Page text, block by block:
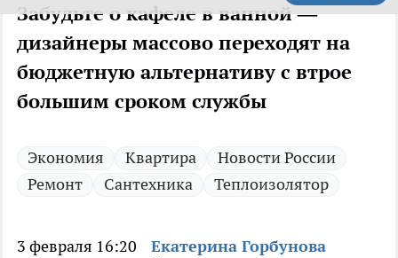
Забудьте о кафеле в ванной —
дизайнеры массово переходят на
бюджетную альтернативу с втрое
большим сроком службы
Экономия Квартира
Новости России
Ремонт
Сантехника Теплоизолятор
3 февраля 16:20
Екатерина Горбунова